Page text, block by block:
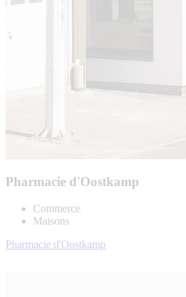
Pharmacie d'Oostkamp
Commerce
Maisons
Pharmacie d'Oostkamp